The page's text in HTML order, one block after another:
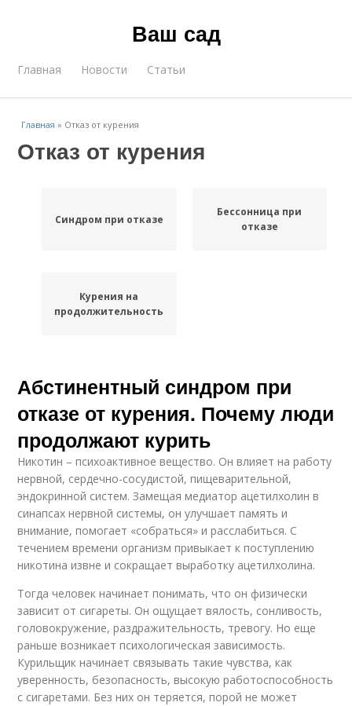
Ваш сад
Главная Новости Статьи
Главная » Отказ от курения
Отказ от курения
Синдром при отказе
Бессонница при
отказе
Курения на
продолжительность
Абстинентный синдром при
отказе от курения. Почему люди
продолжают курить
Никотин – психоактивное вещество. Он влияет на работу
нервной, сердечно-сосудистой, пищеварительной,
эндокринной систем. Замещая медиатор ацетилхолин в
синапсах нервной системы, он улучшает память и
внимание, помогает «собраться» и расслабиться. С
течением времени организм привыкает к поступлению
никотина извне и сокращает выработку ацетилхолина.
Тогда человек начинает понимать, что он физически
зависит от сигареты. Он ощущает вялость, сонливость,
головокружение, раздражительность, тревогу. Но еще
раньше возникает психологическая зависимость.
Курильщик начинает связывать такие чувства, как
уверенность, безопасность, высокую работоспособность
с сигаретами. Без них он теряется, порой не может